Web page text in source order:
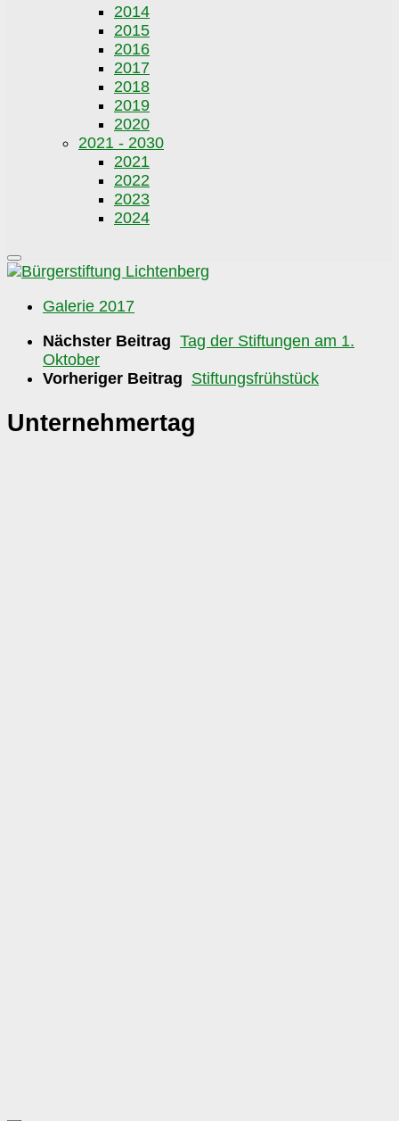
2014
2015
2016
2017
2018
2019
2020
2021 - 2030
2021
2022
2023
2024
Galerie 2017
Nächster Beitrag Tag der Stiftungen am 1.
Oktober
Vorheriger Beitrag Stiftungsfrühstück
Unternehmertag